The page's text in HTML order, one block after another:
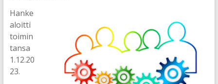
Hanke
aloitti
toimin
tansa
1.12.20
23.